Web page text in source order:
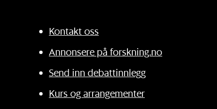
Kontakt oss
Annonsere på forskning.no
Send inn debattinnlegg
Kurs og arrangementer